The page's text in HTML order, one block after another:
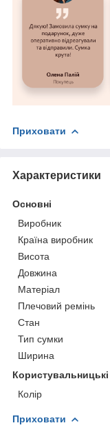
Приховати
Характеристики
Основні
Виробник
Країна виробник
Висота
Довжина
Матеріал
Плечовий ремінь
Стан
Тип сумки
Ширина
Колір
Приховати